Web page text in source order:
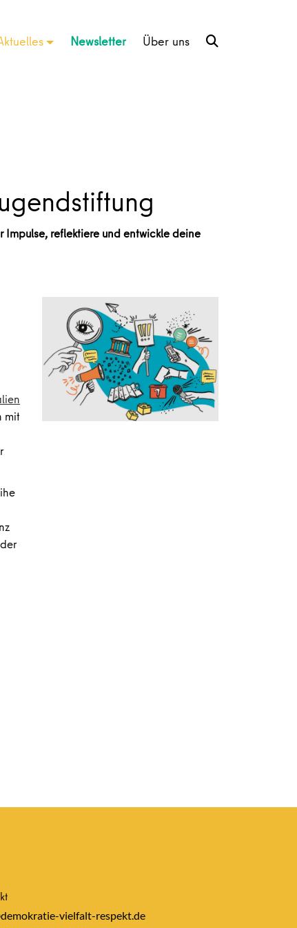
Newsletter Über uns
reflektiere und entwickle deine
mit
vielfalt-respekt.de